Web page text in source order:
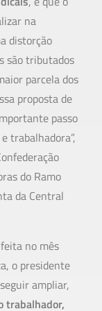
na
distorção
são tributados
parcela dos
proposta de
passo
trabalhadora”,
do Ramo
da Central
no mês
o presidente
ampliar,
trabalhador,